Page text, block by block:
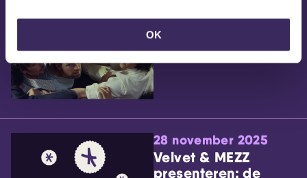
OKWillem’s Blog: Ão
28 november 2025
Velvet & MEZZ
presenteren: de